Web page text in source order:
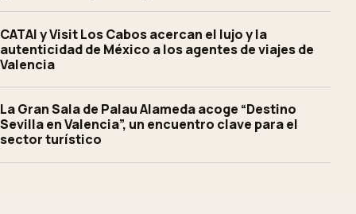
CATAI y Visit Los Cabos acercan el lujo y la
autenticidad de México a los agentes de viajes de
Valencia
La Gran Sala de Palau Alameda acoge “Destino
Sevilla en Valencia”, un encuentro clave para el
sector turístico